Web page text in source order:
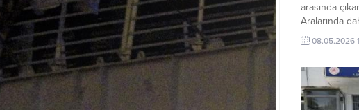
arasında
Aralarında
olduğu
neticesinde 3
ilçesine
meydana
aralarında
08.05.2026